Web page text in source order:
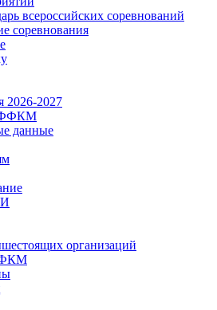
всероссийских соревнований
соревнования
2026-2027
ФФКМ
данные
организаций